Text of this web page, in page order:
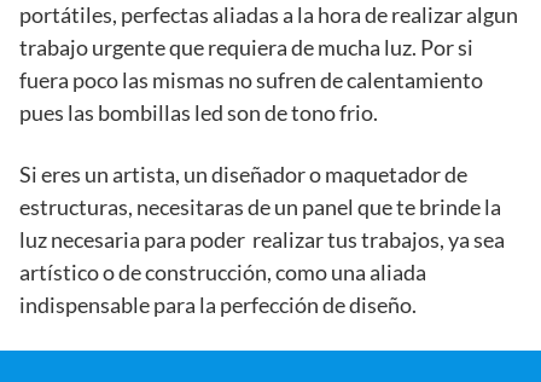
portátiles, perfectas aliadas a la hora de realizar algun
trabajo urgente que requiera de mucha luz. Por si
fuera poco las mismas no sufren de calentamiento
pues las bombillas led son de tono frio.
Si eres un artista, un diseñador o maquetador de
estructuras, necesitaras de un panel que te brinde la
luz necesaria para poder realizar tus trabajos, ya sea
artístico o de construcción, como una aliada
indispensable para la perfección de diseño.